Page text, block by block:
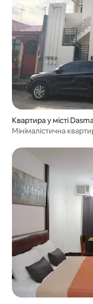
Квартира у місті
Мінімалістична